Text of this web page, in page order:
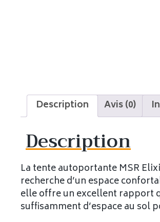
Description Avis (0)
Description
La tente autoportante MSR
recherche d’un espace
elle offre un excellent rapport
suffisamment d’espace au sol